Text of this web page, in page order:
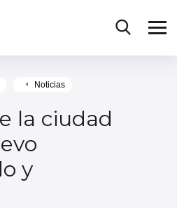
Noticias
la ciudad
y